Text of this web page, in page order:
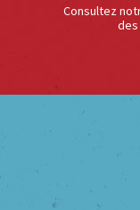
Consultez
des